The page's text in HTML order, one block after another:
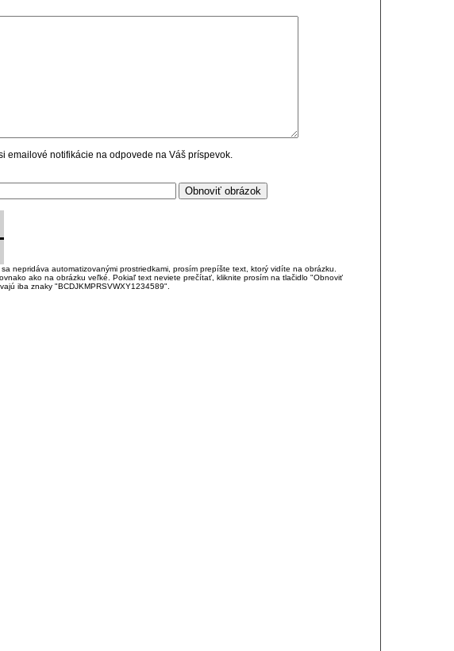
emailové notifikácie na odpovede na Váš príspevok.
nepridáva automatizovanými prostriedkami, prosím prepíšte text, ktorý vidíte na obrázku.
ako na obrázku veľké. Pokiaľ text neviete prečítať, kliknite prosím na tlačidlo "Obnoviť
iba znaky "BCDJKMPRSVWXY1234589".